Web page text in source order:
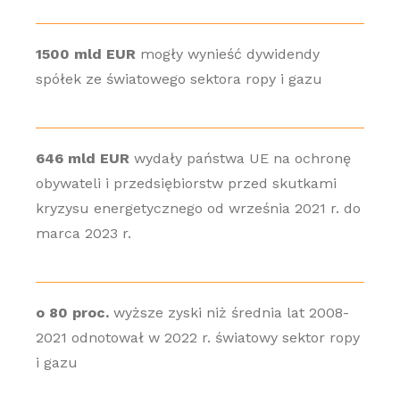
1500 mld EURmogły wynieść dywidendy
spółek ze światowego sektora ropy i gazu
646 mld EURwydały państwa UE na ochronę
obywateli i przedsiębiorstw przed skutkami
kryzysu energetycznego od września 2021 r. do
marca 2023 r.
o 80 proc.wyższe zyski niż średnia lat 2008-
2021 odnotował w 2022 r. światowy sektor ropy
i gazu